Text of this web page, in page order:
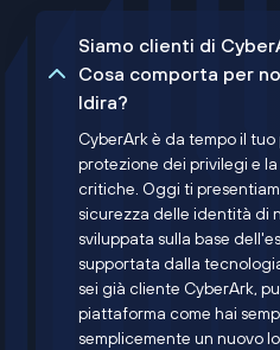
Siamo clienti di
Cosa comporta per
Idira?
CyberArk è da tempo il
protezione dei privilegi e
critiche. Oggi ti
sicurezza delle identità di
sviluppata sulla base
supportata dalla
sei già cliente CyberArk,
piattaforma come hai
semplicemente un nuovo